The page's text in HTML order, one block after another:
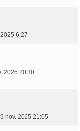
6:27
2025 20:30
nov. 2025 21:05